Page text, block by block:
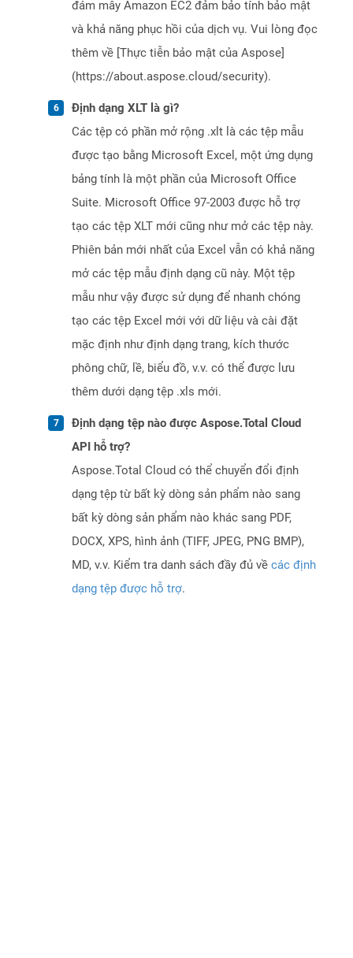
đám mây Amazon EC2 đảm bảo tính bảo mật
và khả năng phục hồi của dịch vụ. Vui lòng đọc
thêm về [Thực tiễn bảo mật của Aspose]
(https://about.aspose.cloud/security).
Định dạng XLT là gì?
Các tệp có phần mở rộng .xlt là các tệp mẫu
được tạo bằng Microsoft Excel, một ứng dụng
bảng tính là một phần của Microsoft Office
Suite. Microsoft Office 97-2003 được hỗ trợ
tạo các tệp XLT mới cũng như mở các tệp này.
Phiên bản mới nhất của Excel vẫn có khả năng
mở các tệp mẫu định dạng cũ này. Một tệp
mẫu như vậy được sử dụng để nhanh chóng
tạo các tệp Excel mới với dữ liệu và cài đặt
mặc định như định dạng trang, kích thước
phông chữ, lề, biểu đồ, v.v. có thể được lưu
thêm dưới dạng tệp .xls mới.
Định dạng tệp nào được Aspose.Total Cloud
API hỗ trợ?
Aspose.Total Cloud có thể chuyển đổi định
dạng tệp từ bất kỳ dòng sản phẩm nào sang
bất kỳ dòng sản phẩm nào khác sang PDF,
DOCX, XPS, hình ảnh (TIFF, JPEG, PNG BMP),
MD, v.v. Kiểm tra danh sách đầy đủ về các định
dạng tệp được hỗ trợ.